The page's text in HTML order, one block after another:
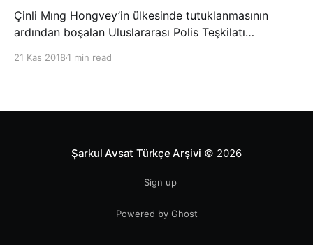
Çinli Mıng Hongvey’in ülkesinde tutuklanmasının
ardından boşalan Uluslararası Polis Teşkilatı
21 Kas 2018 1 min read
Şarkul Avsat Türkçe Arşivi © 2026
Sign up
Powered by Ghost